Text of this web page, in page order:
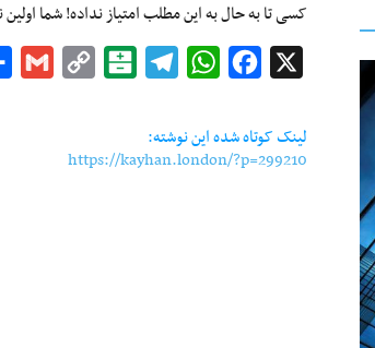
کسی تا به حال به این مطلب امتیاز نداده! شما اولین
Facebook
WhatsApp
Telegram
Balatarin
Copy
لینک کوتاه شده این نوشته:
https://kayhan.london/?p=299210